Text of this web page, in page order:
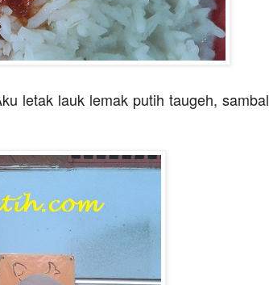
letak lauk lemak putih taugeh, sambal